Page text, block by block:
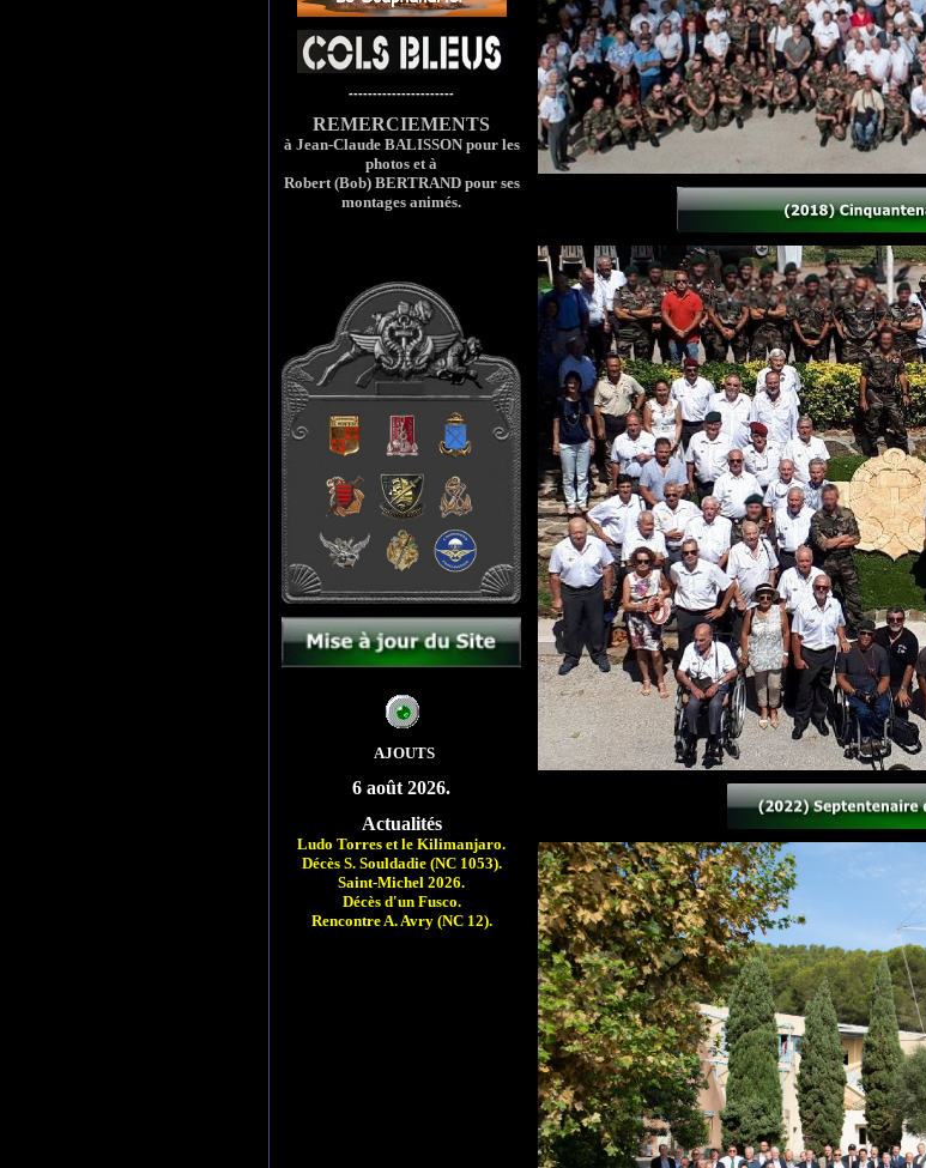
----------------------
REMERCIEMENTS
à Jean-Claude BALISSON pour les
photos et à
Robert (Bob) BERTRAND pour ses
montages animés.
AJOUTS
6 août 2026.
Actualités
Ludo Torres et le Kilimanjaro.
Décès S. Souldadie (NC 1053).
Saint-Michel 2026.
Décès d'un Fusco.
Rencontre A. Avry (NC 12).